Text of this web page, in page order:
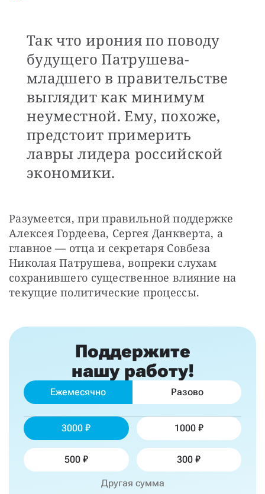
Так что ирония по поводу
будущего Патрушева-
младшего в правительстве
выглядит как минимум
неуместной. Ему, похоже,
предстоит примерить
лавры лидера российской
экономики.
Разумеется, при правильной поддержке
Алексея Гордеева, Сергея Данкверта, а
главное — отца и секретаря Совбеза
Николая Патрушева, вопреки слухам
сохранившего существенное влияние на
текущие политические процессы.
Поддержите
нашу работу!
Ежемесячно Разово
3000 1000
500 300